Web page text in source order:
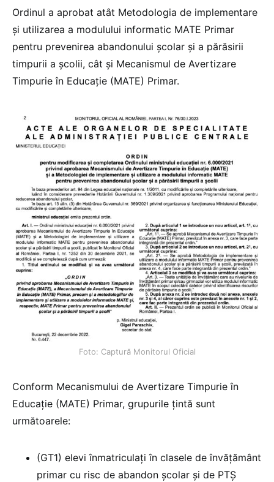
Ordinul a aprobat atât Metodologia de implementare
și utilizarea a modulului informatic MATE Primar
pentru prevenirea abandonului școlar și a părăsirii
timpurii a școlii, cât și Mecanismul de Avertizare
Timpurie în Educație (MATE) Primar.
Foto: Captură Monitorul Oficial
Conform Mecanismului de Avertizare Timpurie în
Educație (MATE) Primar, grupurile țintă sunt
următoarele:
(GT1) elevi înmatriculați în clasele de învățământ
primar cu risc de abandon școlar și de PTȘ